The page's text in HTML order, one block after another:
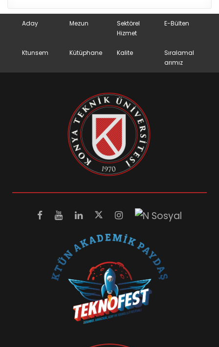
Aday Mezun
Sektörel
Hizmet
E-Bülten
Ktunsem Kütüphane Kalite
Sıralamal
arımız